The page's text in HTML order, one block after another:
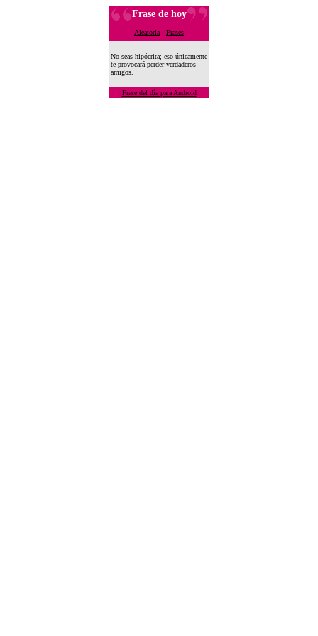
Frase de hoy
Aleatoria Frases
No seas hipócrita; eso únicamente
te provocará perder verdaderos
amigos.
Frase del día para Android